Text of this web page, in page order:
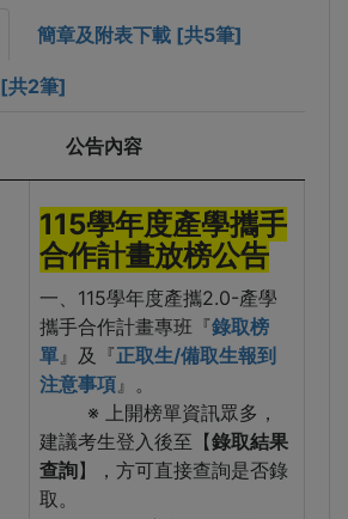
簡章及附表下載 [共5筆]
共2筆]
公告內容
115學年度產學攜手
合作計畫放榜公告
一、115學年度產攜2.0-產學
攜手合作計畫專班『錄取榜
單』及『正取生/備取生報到
注意事項』。
※ 上開榜單資訊眾多，
建議考生登入後至【錄取結果
查詢】，方可直接查詢是否錄
取。